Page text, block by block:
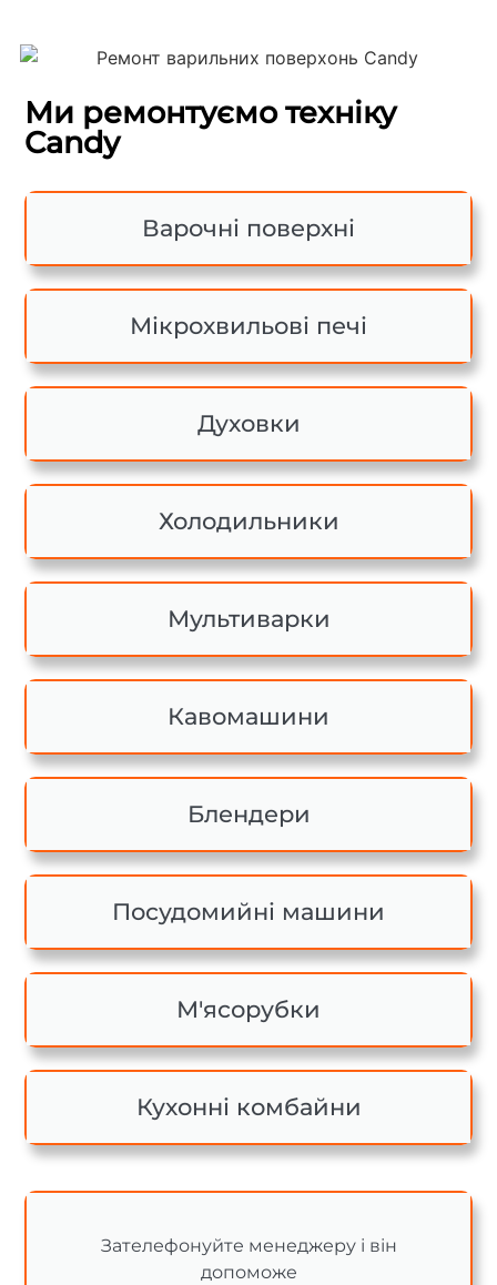
Ми ремонтуємо техніку
Candy
Варочні поверхні
Мікрохвильові печі
Духовки
Холодильники
Мультиварки
Кавомашини
Блендери
Посудомийні машини
М'ясорубки
Кухонні комбайни
Зателефонуйте менеджеру і він
допоможе